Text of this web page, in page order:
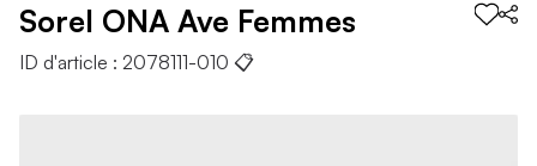
Sorel ONA Ave Femmes
ID d'article : 2078111-010 📋